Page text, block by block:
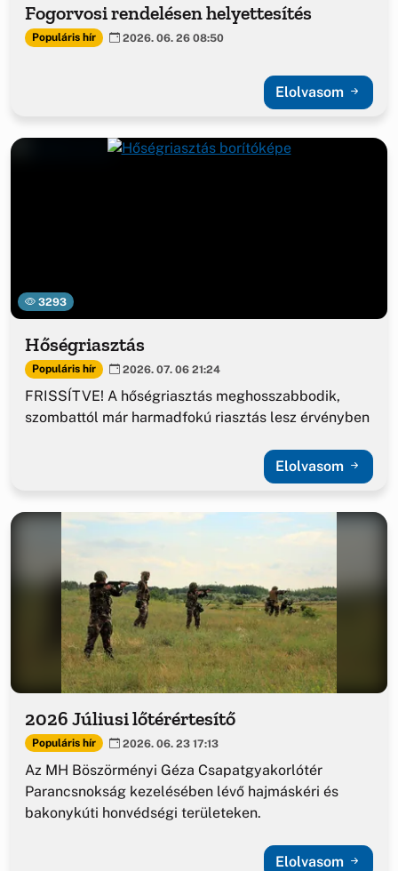
Fogorvosi rendelésen helyettesítés
Populáris hír 2026. 06. 26 08:50
Elolvasom
3293
Hőségriasztás
Populáris hír 2026. 07. 06 21:24
FRISSÍTVE! A hőségriasztás meghosszabbodik,
szombattól már harmadfokú riasztás lesz érvényben
Elolvasom
2026 Júliusi lőtérértesítő
Populáris hír 2026. 06. 23 17:13
Az MH Böszörményi Géza Csapatgyakorlótér
Parancsnokság kezelésében lévő hajmáskéri és
bakonykúti honvédségi területeken.
Elolvasom